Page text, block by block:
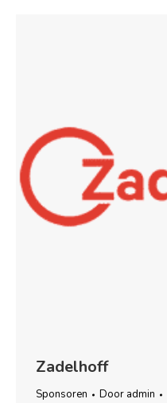
Zadelhoff
Sponsoren Door admin